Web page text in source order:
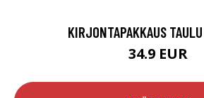
KIRJONTAPAKKAUS
34.9 EUR